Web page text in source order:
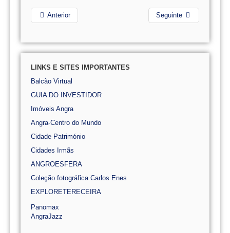
Anterior Seguinte
LINKS E SITES IMPORTANTES
Balcão Virtual
GUIA DO INVESTIDOR
Imóveis Angra
Angra-Centro do Mundo
Cidade Património
Cidades Irmãs
ANGROESFERA
Coleção fotográfica Carlos Enes
EXPLORETERECEIRA
Panomax
AngraJazz